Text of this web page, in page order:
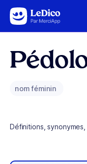
Aller au contenu
nom féminin
Définitions,